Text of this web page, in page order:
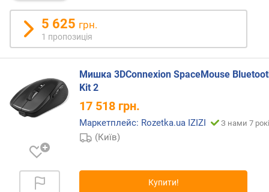
з
д
і
л
ь
а
з
д
н
с
5 625 грн.
1 пропозиція
Мишка 3DConnexion SpaceMouse
Kit 2
17 518 грн.
Маркетплейс: Rozetka.ua IZIZI З нами 7
(Київ)
Купити!